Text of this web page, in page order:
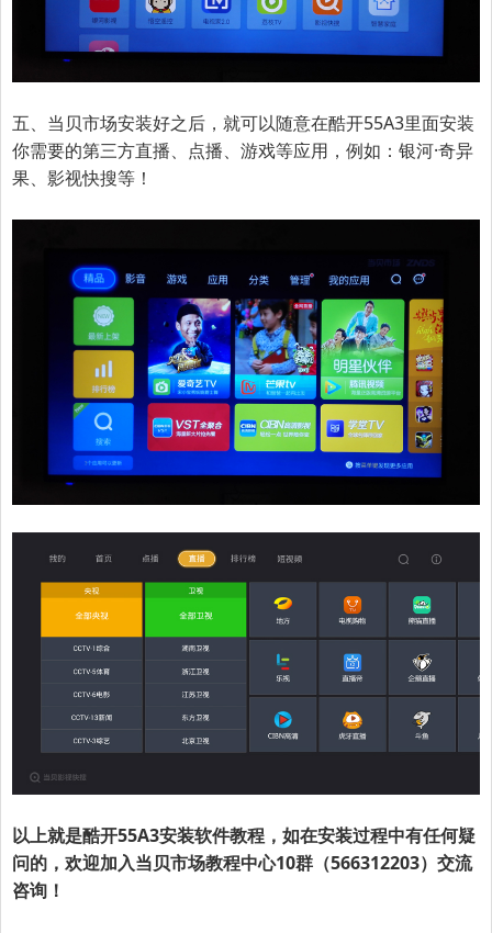
五、当贝市场安装好之后，就可以随意在酷开55A3里面安装
你需要的第三方直播、点播、游戏等应用，例如：银河·奇异
果、影视快搜等！
以上就是酷开55A3安装软件教程，如在安装过程中有任何疑
问的，欢迎加入当贝市场教程中心10群（566312203）交流
咨询！